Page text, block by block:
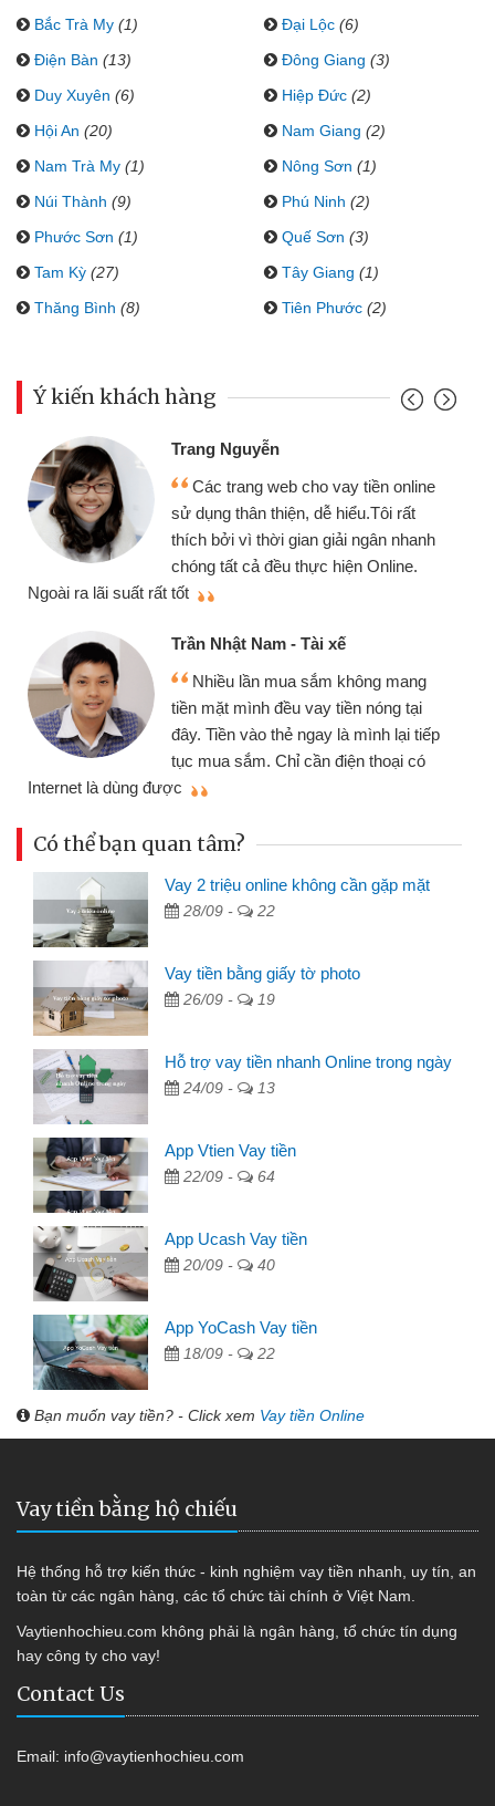
Bắc Trà My (1) Đại Lộc (6)
Điện Bàn (13) Đông Giang (3)
Duy Xuyên (6) Hiệp Đức (2)
Hội An (20) Nam Giang (2)
Nam Trà My (1) Nông Sơn (1)
Núi Thành (9) Phú Ninh (2)
Phước Sơn (1) Quế Sơn (3)
Tam Kỳ (27) Tây Giang (1)
Thăng Bình (8) Tiên Phước (2)
Ý kiến khách hàng
Trang Nguyễn
Các trang web cho vay tiền online
sử dụng thân thiện, dễ hiểu.Tôi rất
thích bởi vì thời gian giải ngân nhanh
chóng tất cả đều thực hiện Online.
Ngoài ra lãi suất rất tốt
Trần Nhật Nam - Tài xế
Nhiều lần mua sắm không mang
tiền mặt mình đều vay tiền nóng tại
đây. Tiền vào thẻ ngay là mình lại tiếp
tục mua sắm. Chỉ cần điện thoại có
Internet là dùng được
Có thể bạn quan tâm?
Vay 2 triệu online không cần gặp mặt
28/09 - 22
Vay tiền bằng giấy tờ photo
26/09 - 19
Hỗ trợ vay tiền nhanh Online trong ngày
24/09 - 13
App Vtien Vay tiền
22/09 - 64
App Ucash Vay tiền
20/09 - 40
App YoCash Vay tiền
18/09 - 22
Bạn muốn vay tiền? - Click xem Vay tiền Online
Vay tiền bằng hộ chiếu
Hệ thống hỗ trợ kiến thức - kinh nghiệm vay tiền nhanh, uy tín, an
toàn từ các ngân hàng, các tổ chức tài chính ở Việt Nam.
Vaytienhochieu.com không phải là ngân hàng, tổ chức tín dụng
hay công ty cho vay!
Contact Us
Email: info@vaytienhochieu.com